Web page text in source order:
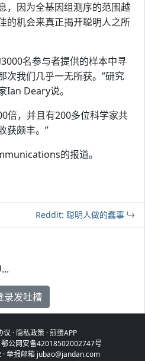
，因为全基因组测序的范围越
的机会来真正揭开聪明人之所
名参与者提供的样本中寻
次我们几乎一无所获。”研究
Ian Deary说。
倍，并且有200多位科学家共
获颇丰。”
的报道。
Reddit: 聪明人做的蠢事
录发吐槽
议· 隐私政策·煎蛋APP
鄂公网安备42018502002747号
举报邮箱 jubao@jandan.com